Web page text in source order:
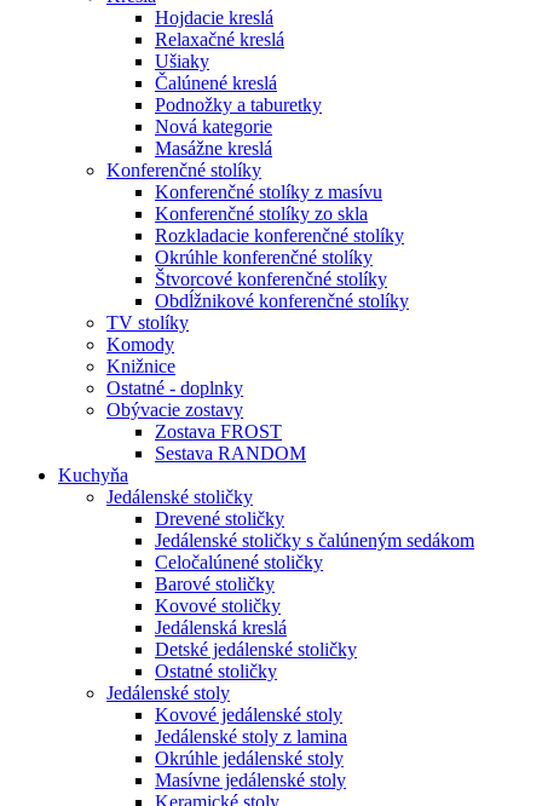
Hojdacie kreslá
Relaxačné kreslá
Ušiaky
Čalúnené kreslá
Podnožky a taburetky
Nová kategorie
Masážne kreslá
Konferenčné stolíky
Konferenčné stolíky z masívu
Konferenčné stolíky zo skla
Rozkladacie konferenčné stolíky
Okrúhle konferenčné stolíky
Štvorcové konferenčné stolíky
Obdĺžnikové konferenčné stolíky
TV stolíky
Komody
Knižnice
Ostatné - doplnky
Obývacie zostavy
Zostava FROST
Sestava RANDOM
Kuchyňa
Jedálenské stoličky
Drevené stoličky
Jedálenské stoličky s čalúneným sedákom
Celočalúnené stoličky
Barové stoličky
Kovové stoličky
Jedálenská kreslá
Detské jedálenské stoličky
Ostatné stoličky
Jedálenské stoly
Kovové jedálenské stoly
Jedálenské stoly z lamina
Okrúhle jedálenské stoly
Masívne jedálenské stoly
Keramické stoly